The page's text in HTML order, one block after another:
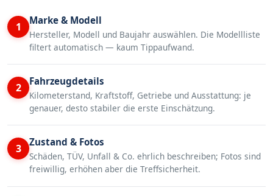
1 Marke & Modell
Hersteller, Modell und Baujahr auswählen. Die Modellliste
filtert automatisch — kaum Tippaufwand.
2 Fahrzeugdetails
Kilometerstand, Kraftstoff, Getriebe und Ausstattung: je
genauer, desto stabiler die erste Einschätzung.
3 Zustand & Fotos
Schäden, TÜV, Unfall & Co. ehrlich beschreiben; Fotos sind
freiwillig, erhöhen aber die Treffsicherheit.